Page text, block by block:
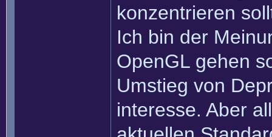
konzentrieren
Ich bin der
OpenGL gehen
Umstieg von
interesse. Aber